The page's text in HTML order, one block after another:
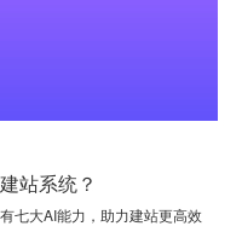
站系统？
七大AI能力，助力建站更高效